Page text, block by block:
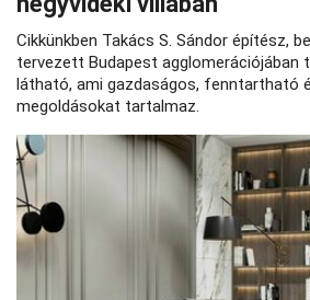
Cikkünkben Takács S. Sándor építész,
tervezett Budapest agglomerációjában
látható, ami gazdaságos, fenntartható
megoldásokat tartalmaz.